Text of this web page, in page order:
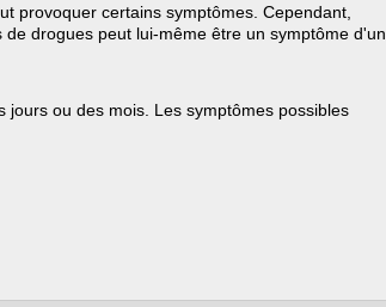
provoquer certains symptômes. Cependant,
drogues peut lui-même être un symptôme d'un
ou des mois. Les symptômes possibles